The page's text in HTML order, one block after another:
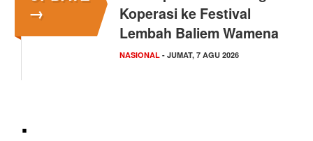
→
Koperasi ke Festival
Lembah Baliem Wamena
NASIONAL - JUMAT, 7 AGU 2026
.